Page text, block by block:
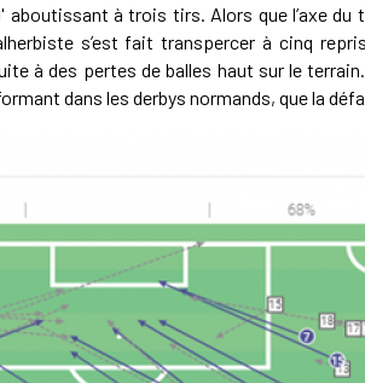
aboutissant à trois tirs. Alors que l’axe
s’est fait transpercer à cinq
à des pertes de balles haut sur le
dans les derbys normands, que la